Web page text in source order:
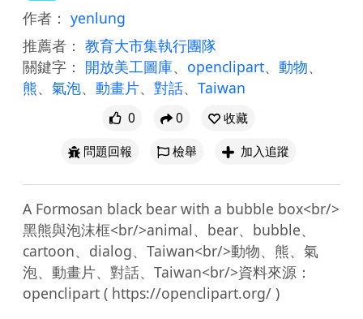
作者： yenlung
推薦者： 教育大市集執行團隊
關鍵字： 開放美工圖庫、 openclipart、 動物、
熊、 氣泡、 動畫片、 對話、 Taiwan
0 0
收藏
問題回報
檢舉 加入追蹤
A Formosan black bear with a bubble box<br/>
黑熊與泡沫框<br/>animal、bear、bubble、
cartoon、dialog、Taiwan<br/>動物、熊、氣
泡、動畫片、對話、Taiwan<br/>資料來源：